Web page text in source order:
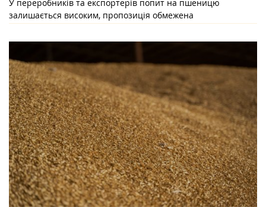
У переробників та експортерів попит на пшеницю
залишається високим, пропозиція обмежена